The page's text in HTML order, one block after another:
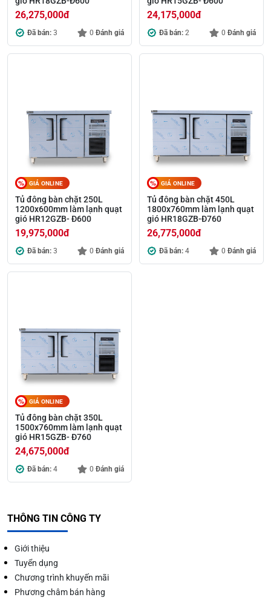
26,275,000đ
Đã bán: 3 0 Đánh giá
24,175,000đ
Đã bán: 2 0 Đánh giá
GIÁ ONLINE
Tủ đông bàn chặt 250L
1200x600mm làm lạnh quạt
gió HR12GZB- Đ600
19,975,000đ
Đã bán: 3 0 Đánh giá
GIÁ ONLINE
Tủ đông bàn chặt 450L
1800x760mm làm lạnh quạt
gió HR18GZB-Đ760
26,775,000đ
Đã bán: 4 0 Đánh giá
GIÁ ONLINE
Tủ đông bàn chặt 350L
1500x760mm làm lạnh quạt
gió HR15GZB- Đ760
24,675,000đ
Đã bán: 4 0 Đánh giá
THÔNG TIN CÔNG TY
Giới thiệu
Tuyển dụng
Chương trình khuyến mãi
Phương châm bán hàng